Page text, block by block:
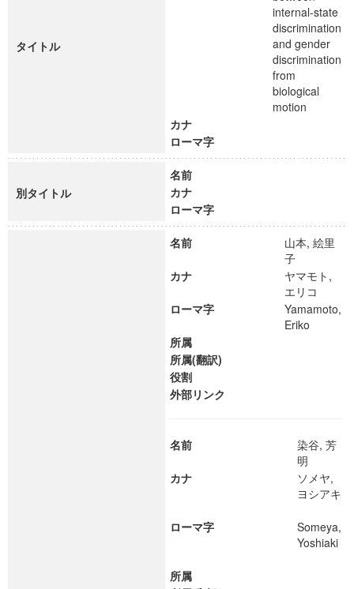
タイトル
internal-state
discrimination
and gender
discrimination
from
biological
motion
カナ
ローマ字
別タイトル
名前
カナ
ローマ字
名前
山本, 絵里
子
カナ
ヤマモト,
エリコ
ローマ字
Yamamoto,
Eriko
所属
所属(翻訳)
役割
外部リンク
名前
染谷, 芳
明
カナ
ソメヤ,
ヨシアキ
ローマ字
Someya,
Yoshiaki
所属